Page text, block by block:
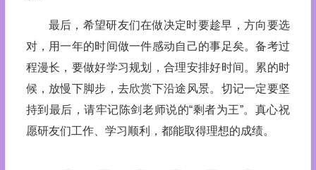
最后，希望研友们在做决定时要趁早，方向要选
对，用一年的时间做一件感动自己的事足矣。备考过
程漫长，要做好学习规划，合理安排好时间。累的时
候，放慢下脚步，去欣赏下沿途风景。切记一定要坚
持到最后，请牢记陈剑老师说的“剩者为王”。真心祝
愿研友们工作、学习顺利，都能取得理想的成绩。